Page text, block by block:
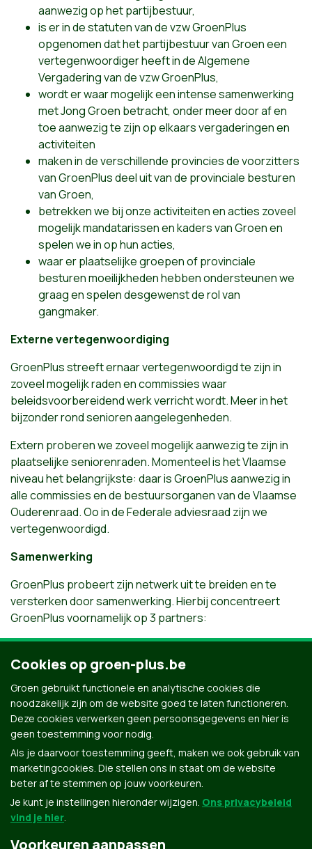
aanwezig op het partijbestuur,
is er in de statuten van de vzw GroenPlus
opgenomen dat het partijbestuur van Groen een
vertegenwoordiger heeft in de Algemene
Vergadering van de vzw GroenPlus,
wordt er waar mogelijk een intense samenwerking
met Jong Groen betracht, onder meer door af en
toe aanwezig te zijn op elkaars vergaderingen en
activiteiten
maken in de verschillende provincies de voorzitters
van GroenPlus deel uit van de provinciale besturen
van Groen,
betrekken we bij onze activiteiten en acties zoveel
mogelijk mandatarissen en kaders van Groen en
spelen we in op hun acties,
waar er plaatselijke groepen of provinciale
besturen moeilijkheden hebben ondersteunen we
graag en spelen desgewenst de rol van
gangmaker.
Externe vertegenwoordiging
GroenPlus streeft ernaar vertegenwoordigd te zijn in
zoveel mogelijk raden en commissies waar
beleidsvoorbereidend werk verricht wordt. Meer in het
bijzonder rond senioren aangelegenheden.
Extern proberen we zoveel mogelijk aanwezig te zijn in
plaatselijke seniorenraden. Momenteel is het Vlaamse
niveau het belangrijkste: daar is GroenPlus aanwezig in
alle commissies en de bestuursorganen van de Vlaamse
Ouderenraad. Oo in de Federale adviesraad zijn we
vertegenwoordigd.
Samenwerking
GroenPlus probeert zijn netwerk uit te breiden en te
versterken door samenwerking. Hierbij concentreert
GroenPlus voornamelijk op 3 partners:
Binnen België is er een contactgroep metEcolo.
Voor Nederland richten we ons op een band met
Op Europees vlak is GroenPlus de oprichter en
kartrekker van het
ENGS: het Europees Netwerk
Groene Senioren.
Cookies op groen-plus.be
Groen gebruikt functionele en analytische cookies die
noodzakelijk zijn om de website goed te laten functioneren.
Deze cookies verwerken geen persoonsgegevens en hier is
geen toestemming voor nodig.
Als je daarvoor toestemming geeft, maken we ook gebruik van
marketingcookies. Die stellen ons in staat om de website
beter af te stemmen op jouw voorkeuren.
Je kunt je instellingen hieronder wijzigen. Ons privacybeleid
vind je hier.
Voorkeuren aanpassen